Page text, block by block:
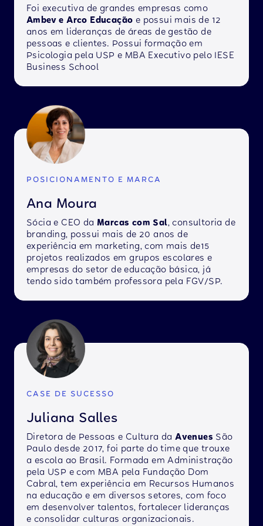
Foi executiva de grandes empresas como
Ambev e Arco Educação e possui mais de 12
anos em lideranças de áreas de gestão de
pessoas e clientes. Possui formação em
Psicologia pela USP e MBA Executivo pelo IESE
Business School
POSICIONAMENTO E MARCA
Ana Moura
Sócia e CEO da Marcas com Sal, consultoria de
branding, possui mais de 20 anos de
experiência em marketing, com mais de15
projetos realizados em grupos escolares e
empresas do setor de educação básica, já
tendo sido também professora pela FGV/SP.
CASE DE SUCESSO
Juliana Salles
Diretora de Pessoas e Cultura daAvenues São
Paulo desde 2017, foi parte do time que trouxe
a escola ao Brasil. Formada em Administração
pela USP e com MBA pela Fundação Dom
Cabral, tem experiência em Recursos Humanos
na educação e em diversos setores, com foco
em desenvolver talentos, fortalecer lideranças
e consolidar culturas organizacionais.